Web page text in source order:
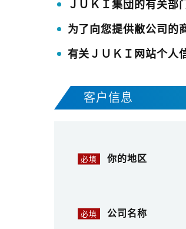
ＪＵＫＩ集団的有关部
为了向您提供敝公司的
有关ＪＵＫＩ网站个
客户信息
必填 你的地区
必填 公司名称